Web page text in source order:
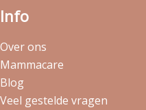
Info
Over ons
Mammacare
Blog
Veel gestelde vragen